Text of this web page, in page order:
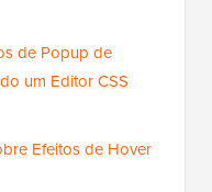
de Popup de
um Editor CSS
Efeitos de Hover